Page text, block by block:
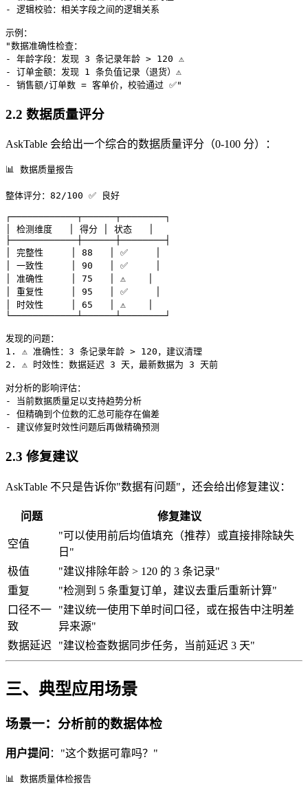
- 逻辑校验：相关字段之间的逻辑关系
示例：
"数据准确性检查：
- 年龄字段：发现 3 条记录年龄 > 120 ⚠️
- 订单金额：发现 1 条负值记录（退货）⚠️
2.2 数据质量评分
AskTable 会给出一个综合的数据质量评分（0-100 分）：
📊 数据质量报告
整体评分：82/100 ✅ 良好
┌────────────┬──────┬────────┐
│ 检测维度   │ 得分 │ 状态   │
├────────────┼──────┼────────┤
│ 完整性     │ 88   │ ✅     │
│ 一致性     │ 90   │ ✅     │
│ 准确性     │ 75   │ ⚠️    │
│ 重复性     │ 95   │ ✅     │
│ 时效性     │ 65   │ ⚠️    │
└────────────┴──────┴────────┘
发现的问题：
1. ⚠️ 准确性：3 条记录年龄 > 120，建议清理
2. ⚠️ 时效性：数据延迟 3 天，最新数据为 3 天前
对分析的影响评估：
- 当前数据质量足以支持趋势分析
- 但精确到个位数的汇总可能存在偏差
2.3 修复建议
AskTable 不只是告诉你"数据有问题"，还会给出修复建议：
问题 修复建议
空值
"可以使用前后均值填充（推荐）或直接排除缺失
日"
极值
"建议排除年龄 > 120 的 3 条记录"
重复
"检测到 5 条重复订单，建议去重后重新计算"
口径不一
致
"建议统一使用下单时间口径，或在报告中注明差
异来源"
数据延迟
"建议检查数据同步任务，当前延迟 3 天"
三、典型应用场景
场景一：分析前的数据体检
用户提问 ："这个数据可靠吗？"
📊 数据质量体检报告